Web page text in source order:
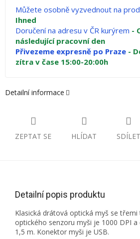
Můžete osobně vyzvednout na
Ihned
Doručení na adresu v ČR kurýrem -
následující pracovní den
Přivezeme expresně po Praze -
zítra v čase 15:00-20:00h
Detailní informace
ZEPTAT SE HLÍDAT SDÍLET
Detailní popis produktu
Klasická drátová optická myš se třemi
optického senzoru myši je 1000 DPI a
1,5 m. Konektor myši je USB.